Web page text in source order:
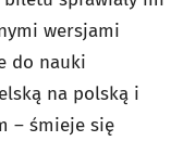
wersjami
do nauki
na polską i
– śmieje się